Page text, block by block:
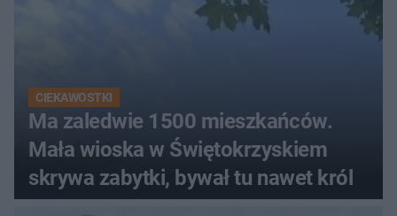
CIEKAWOSTKI
Ma zaledwie 1500 mieszkańców.
Mała wioska w Świętokrzyskiem
skrywa zabytki, bywał tu nawet król